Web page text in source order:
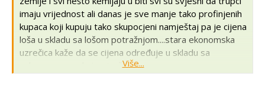
imaju vrijednost ali danas je sve manje tako profinjenih
kupaca koji kupuju tako skupocjeni namještaj pa je cijena
loša u skladu sa lošom potražnjom....stara ekonomska
uzrečica kaže da se cijena određuje u skladu sa
zakonom ponude i potražnje....
Više...